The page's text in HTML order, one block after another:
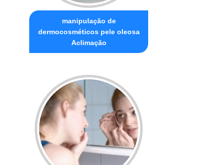
manipulação de
dermocosméticos pele oleosa
Aclimação